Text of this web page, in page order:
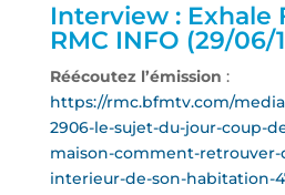
Interview : Exhale
RMC INFO (29/06/
Réécoutez l’émission :
https://rmc.bfmtv.com/
2906-le-sujet-du-jour-coup-
maison-comment-retrouver-
interieur-de-son-habitation-